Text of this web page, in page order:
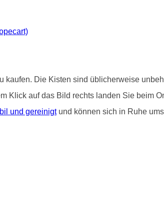
kaufen. Die Kisten sind üblicherweise
Klick auf das Bild rechts landen Sie beim
und gereinigtund können sich in Ruhe